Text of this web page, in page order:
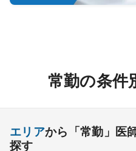
常勤の条件
エリアから「常勤」医
探す